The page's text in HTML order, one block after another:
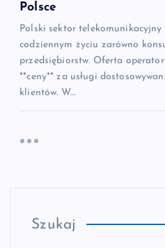
Polsce
Polski sektor
codziennym życiu zarówno
przedsiębiorstw. Oferta
**ceny** za usługi
klientów. W…
Szukaj